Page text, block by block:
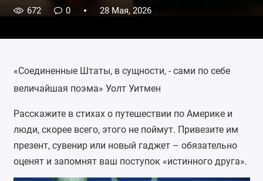
672 0 28 Мая, 2026
«Соединенные Штаты, в сущности, - сами по себе
величайшая поэма» Уолт Уитмен
Расскажите в стихах о путешествии по Америке и
люди, скорее всего, этого не поймут. Привезите им
презент, сувенир или новый гаджет – обязательно
оценят и запомнят ваш поступок «истинного друга».